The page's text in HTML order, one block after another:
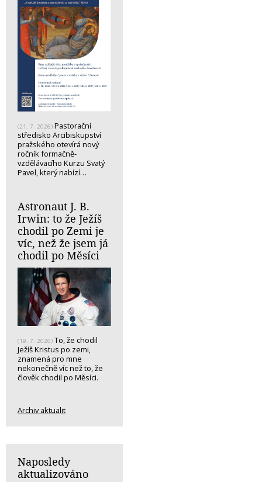
(21. 7. 2026) Pastorační
středisko Arcibiskupství
pražského otevírá nový
ročník formačně-
vzdělávacího Kurzu Svatý
Pavel, který nabízí…
Astronaut J. B.
Irwin: to že Ježíš
chodil po Zemi je
víc, než že jsem já
chodil po Měsíci
(19. 7. 2026) To, že chodil
Ježíš Kristus po zemi,
znamená pro mne
nekonečně víc než to, že
člověk chodil po Měsíci.
Archiv aktualit
Naposledy
aktualizováno